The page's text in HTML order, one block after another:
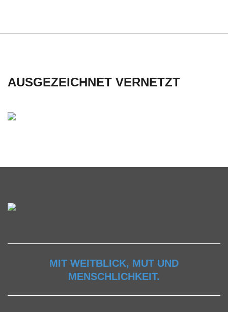
AUSGEZEICHNET VERNETZT
MIT WEITBLICK, MUT UND
MENSCHLICHKEIT.